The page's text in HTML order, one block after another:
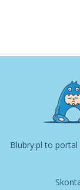
Blubry.pl to